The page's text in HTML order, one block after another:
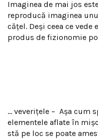
Imaginea de mai jos
reproducă imaginea
căţel. Deşi ceea ce vede
produs de fizionomie
… veveriţele – Aşa cum
elementele aflate în
stă pe loc se poate